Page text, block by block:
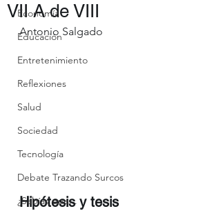
Economía
Educación
Entretenimiento
Reflexiones
Salud
Sociedad
Tecnología
Debate Trazando Surcos
¿Sabías que...
VII A de VIII
Antonio Salgado
Hipótesis y tesis